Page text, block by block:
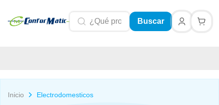
Buscar
Inicio Electrodomesticos